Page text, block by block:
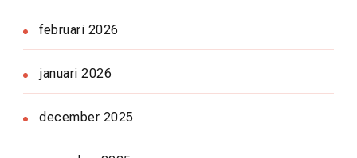
februari 2026
januari 2026
december 2025